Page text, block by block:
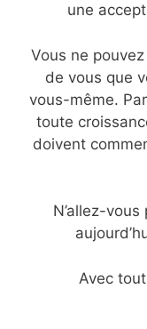
une
Vous ne
de vous que
vous-même.
toute
doivent
N’allez-
Avec